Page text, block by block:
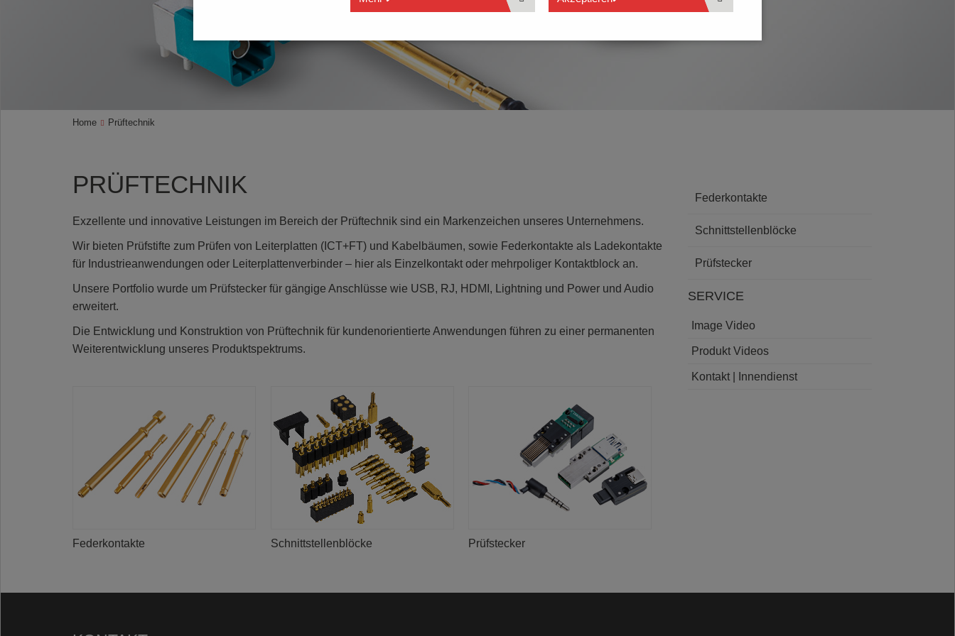
Home Prüftechnik
PRÜFTECHNIK
Exzellente und innovative Leistungen im Bereich der Prüftechnik sind ein Markenzeichen unseres Unternehmens.
Wir bieten Prüfstifte zum Prüfen von Leiterplatten (ICT+FT) und Kabelbäumen, sowie Federkontakte als Ladekontakte
für Industrieanwendungen oder Leiterplattenverbinder – hier als Einzelkontakt oder mehrpoliger Kontaktblock an.
Unsere Portfolio wurde um Prüfstecker für gängige Anschlüsse wie USB, RJ, HDMI, Lightning und Power und Audio
erweitert.
Die Entwicklung und Konstruktion von Prüftechnik für kundenorientierte Anwendungen führen zu einer permanenten
Weiterentwicklung unseres Produktspektrums.
Federkontakte Schnittstellenblöcke Prüfstecker
Federkontakte
Schnittstellenblöcke
Prüfstecker
SERVICE
Image Video
Produkt Videos
Kontakt | Innendienst